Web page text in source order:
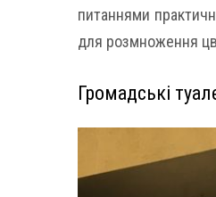
питаннями
для розмноження
Громадські